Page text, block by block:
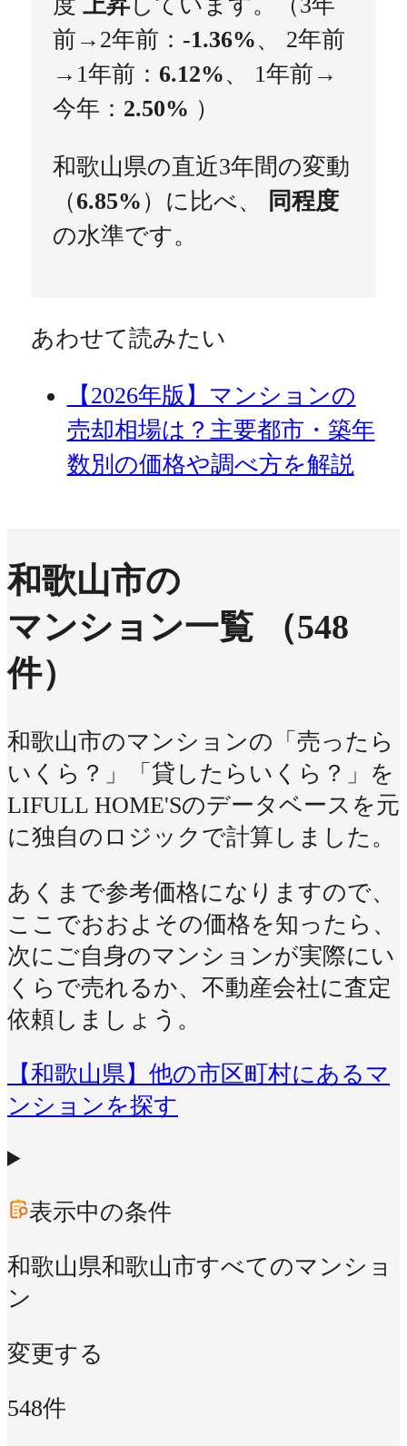
前→2年前： -1.36%、 2年前
→1年前： 6.12%、 1年前→
今年： 2.50% ）
和歌山県の直近3年間の変動
（6.85% ）に比べ、
同程度
の水準です。
あわせて読みたい
【2026年版】マンションの
売却相場は？主要都市・築年
数別の価格や調べ方を解説
和歌山市の
マンション一覧
（548
件）
和歌山市のマンションの「売ったら
いくら？」「貸したらいくら？」を
LIFULL HOME'Sのデータベースを元
に独自のロジックで計算しました。
あくまで参考価格になりますので、
ここでおおよその価格を知ったら、
次にご自身のマンションが実際にい
くらで売れるか、不動産会社に査定
依頼しましょう。
【和歌山県】他の市区町村にあるマ
ンションを探す
表示中の条件
和歌山県和歌山市すべてのマンショ
ン
変更する
548件